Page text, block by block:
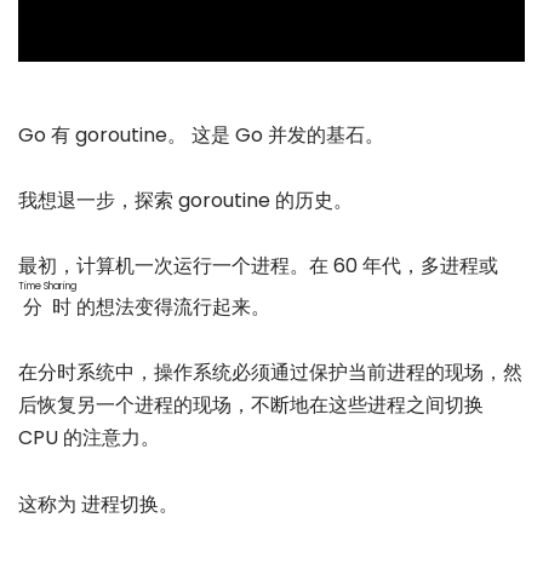
Go 有 goroutine。 这是 Go 并发的基石。
我想退一步，探索 goroutine 的历史。
最初，计算机一次运行一个进程。在 60 年代，多进程或
分时
Time Sharing
的想法变得流行起来。
在分时系统中，操作系统必须通过保护当前进程的现场，然
后恢复另一个进程的现场，不断地在这些进程之间切换
CPU 的注意力。
这称为 进程切换。